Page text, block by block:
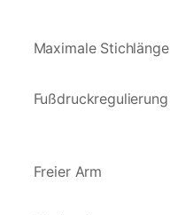
Maximale Stichlänge
Fußdruckregulierung
Freier Arm